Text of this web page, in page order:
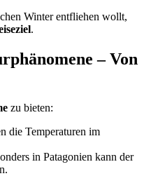
Winter entfliehen wollt,
.
– Von
zu bieten:
die Temperaturen im
in Patagonien kann der